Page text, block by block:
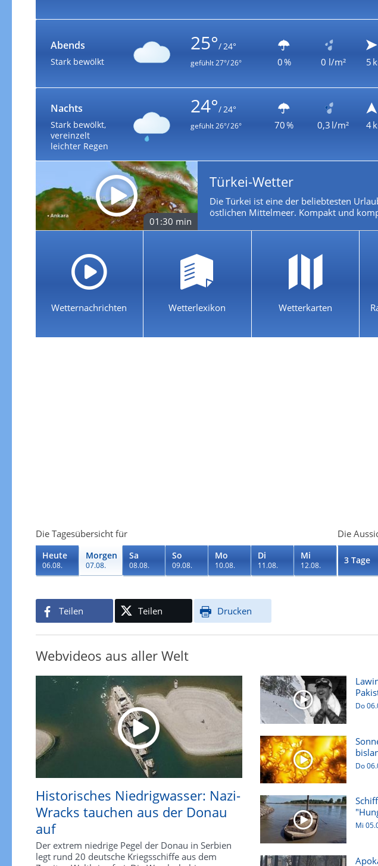
Abends
Stark bewölkt
25°/ 24°
gefühlt27°/ 26° 0 % 0 l/m²
5
Nachts
Stark bewölkt,
vereinzelt
leichter Regen
24°/ 24°
gefühlt26°/ 26° 70 % 0,3 l/m²
4
01:30 min
Türkei-Wetter
Die Türkei ist eine der beliebtesten
östlichen Mittelmeer. Kompakt und
Wetternachrichten Wetterlexikon Wetterkarten
Die Tagesübersicht für
Heute
06.08.
Morgen
07.08.
Sa
08.08.
So
09.08.
Mo
10.08.
Di
11.08.
Mi
12.08.
Die
3 Tage
Teilen Teilen Drucken
Webvideos aus aller Welt
Historisches Niedrigwasser: Nazi-
Wracks tauchen aus der Donau
auf
Der extrem niedrige Pegel der Donau in Serbien
legt rund 20 deutsche Kriegsschiffe aus dem
Do
Do
Mi